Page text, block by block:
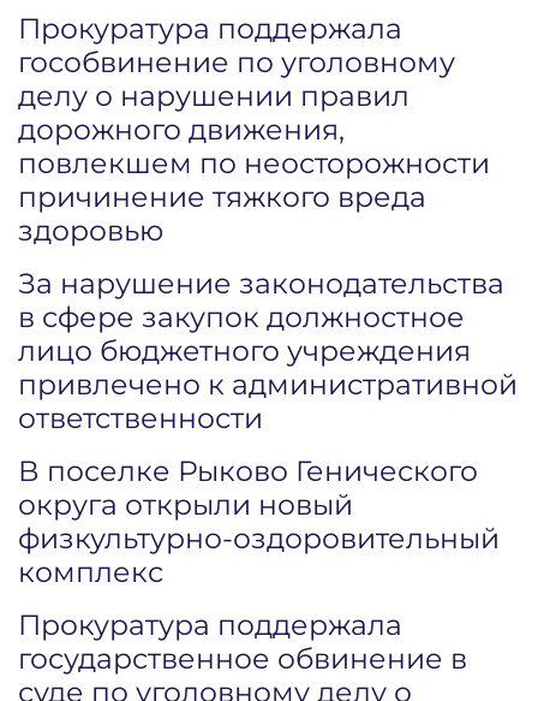
Прокуратура поддержала
гособвинение по уголовному
делу о нарушении правил
дорожного движения,
повлекшем по неосторожности
причинение тяжкого вреда
здоровью
За нарушение законодательства
в сфере закупок должностное
лицо бюджетного учреждения
привлечено к административной
ответственности
В поселке Рыково Генического
округа открыли новый
физкультурно-оздоровительный
комплекс
Прокуратура поддержала
государственное обвинение в
суде по уголовному делу о